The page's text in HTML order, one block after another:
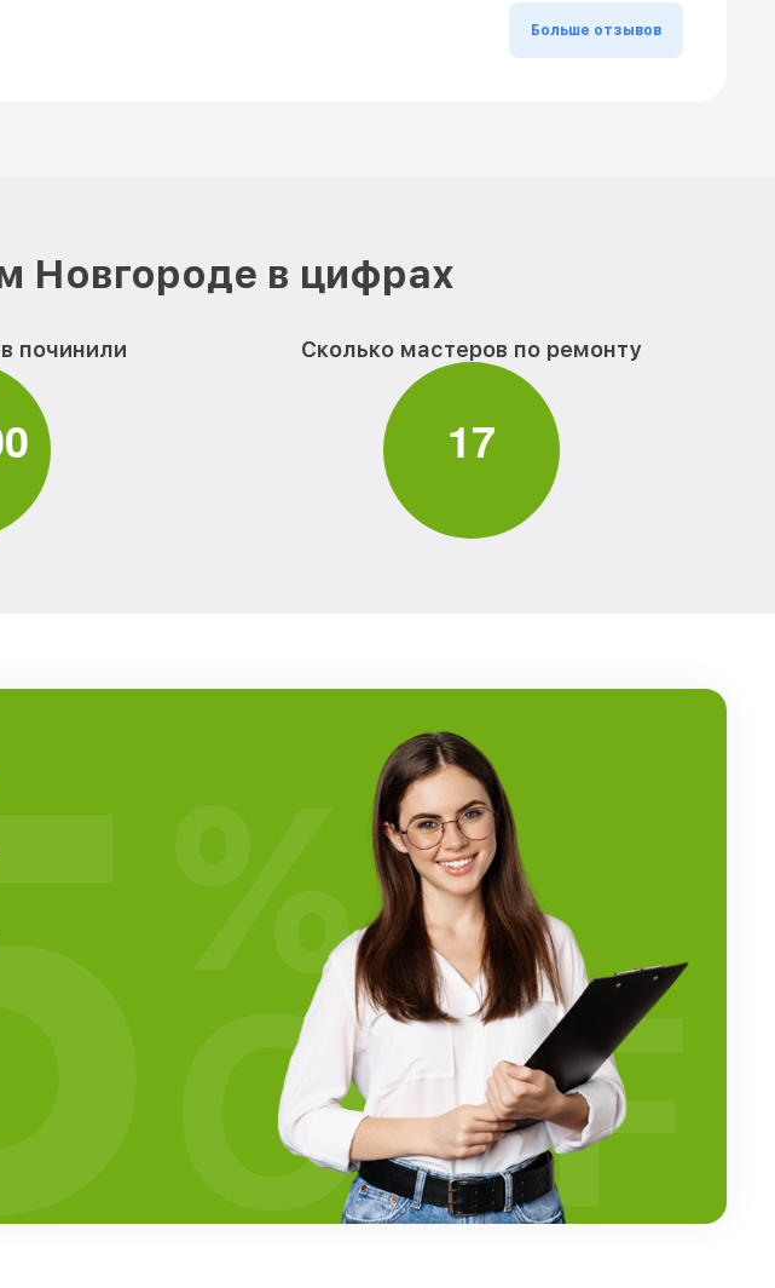
Больше отзывов
Новгороде в цифрах
починили
0
Сколько мастеров по ремонту
17
%
OFF